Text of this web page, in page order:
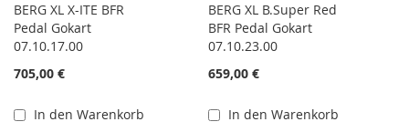
BERG XL X-ITE BFR
Pedal Gokart
07.10.17.00
705,00 €
In den Warenkorb
BERG XL B.Super Red
BFR Pedal Gokart
07.10.23.00
659,00 €
In den Warenkorb